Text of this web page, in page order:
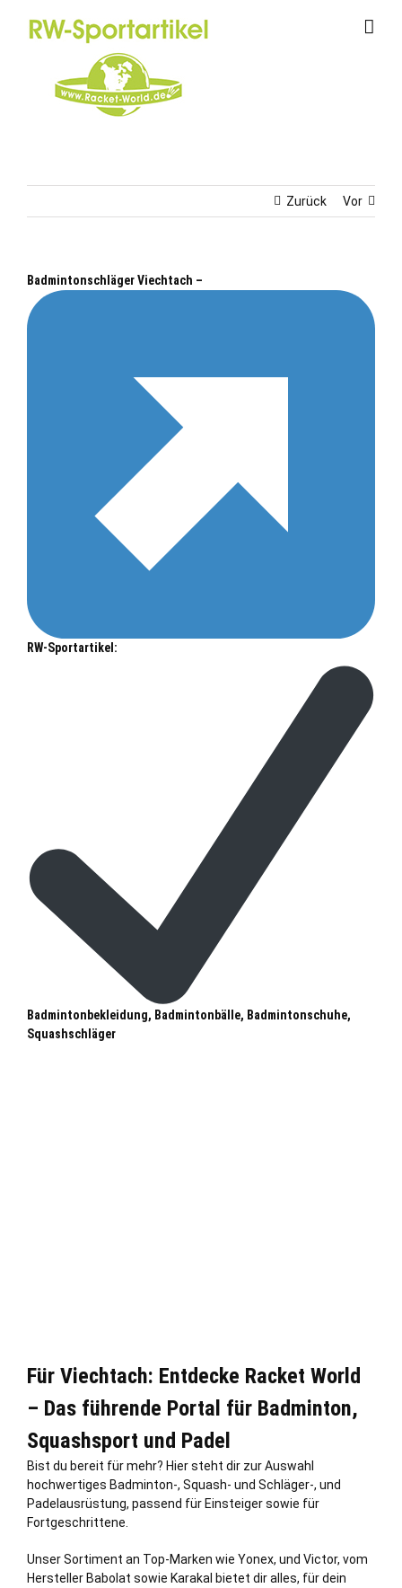
Zurück Vor
Badmintonschläger Viechtach –
RW-Sportartikel:
Badmintonbekleidung, Badmintonbälle, Badmintonschuhe,
Squashschläger
Für Viechtach: Entdecke Racket World
– Das führende Portal für Badminton,
Squashsport und Padel
Bist du bereit für mehr? Hier steht dir zur Auswahl
hochwertiges Badminton-, Squash- und Schläger-, und
Padelausrüstung, passend für Einsteiger sowie für
Fortgeschrittene.
Unser Sortiment an Top-Marken wie Yonex, und Victor, vom
Hersteller Babolat sowie Karakal bietet dir alles, für dein